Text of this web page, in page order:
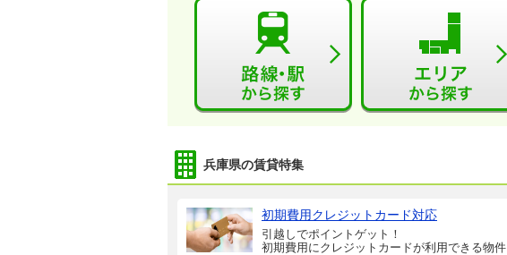
兵庫県の賃貸特集
初期費用クレジットカード対応
引越しでポイントゲット！
初期費用にクレジットカードが利用できる物件